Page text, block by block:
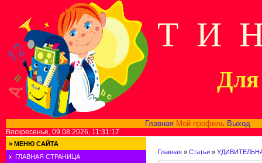
Т И
Для
Главная Мой профиль Выход
Воскресенье, 09.08.2026, 11:31:17
» МЕНЮ САЙТА
ГЛАВНАЯ СТРАНИЦА
Главная » Статьи »